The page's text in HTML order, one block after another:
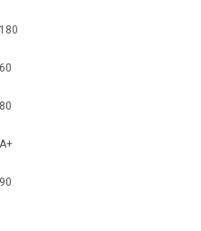
180
60
80
A+
90